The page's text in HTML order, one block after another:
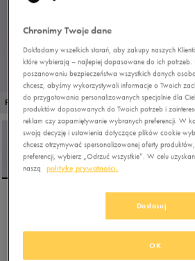
PROMO: DO -30%
Chronimy Twoje dane
Dokładamy wszelkich starań, aby zakupy naszych
które wybierają – najlepiej dopasowane do ich potrzeb.
poszanowaniu bezpieczeństwa wszystkich danych
chcesz, abyśmy wykorzystywali informacje o Twoich
do przygotowania personalizowanych specjalnie dla
produktów dopasowanych do Twoich potrzeb i
reklam czy zapamiętywanie wybranych preferencji. W
swoją decyzję i ustawienia dotyczące plików cookie
chcesz otrzymywać spersonalizowanej oferty
preferencji, wybierz „Odrzuć wszystkie”. W celu
naszą
politykę prywatności.
Dostosuj
OK